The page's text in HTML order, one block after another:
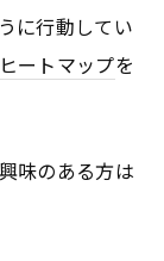
に行動してい
ヒートマップを
味のある方は